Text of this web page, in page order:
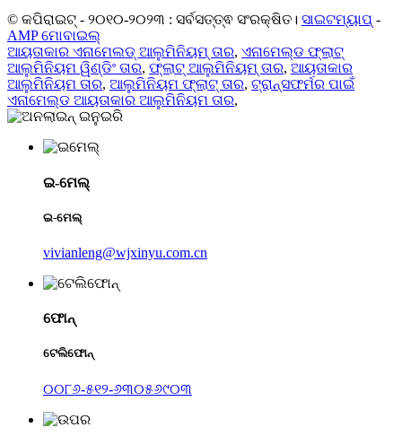
© କପିରାଇଟ୍ - ୨୦୧୦-୨୦୨୩ : ସର୍ବସତ୍ତ୍ଵ ସଂରକ୍ଷିତ। ସାଇଟମ୍ୟାପ୍ -
AMP ମୋବାଇଲ୍
ଆୟତାକାର ଏନାମେଲଡ୍ ଆଲୁମିନିୟମ୍ ତାର, ଏନାମେଲ୍ଡ ଫ୍ଲାଟ୍
ଆଲୁମିନିୟମ ୱିଣ୍ଡିଂ ତାର, ଫ୍ଲାଟ୍ ଆଲୁମିନିୟମ୍ ତାର, ଆୟତାକାର
ଆଲୁମିନିୟମ ତାର, ଆଲୁମିନିୟମ ଫ୍ଲାଟ୍ ତାର, ଟ୍ରାନ୍ସଫର୍ମର ପାଇଁ
ଏନାମେଲ୍ଡ ଆୟତାକାର ଆଲୁମିନିୟମ ତାର,
ଇ-ମେଲ୍
ଇ-ମେଲ୍
vivianleng@wjxinyu.com.cn
ଫୋନ୍
ଟେଲିଫୋନ୍
୦୦୮୬-୫୧୨-୬୩୦୫୬୯୦୩